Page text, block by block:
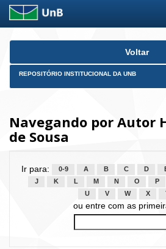
Skip
Voltar
REPOSITÓRIO INSTITUCIONAL DA UNB
Navegando por Autor
de Sousa
Ir para: 0-9 A B C D
J
K L M N O P
U
V W X
ou entre com as